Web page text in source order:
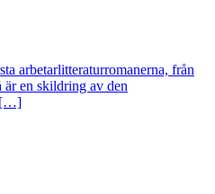
arbetarlitteraturromanerna, från
är en skildring av den
[…]